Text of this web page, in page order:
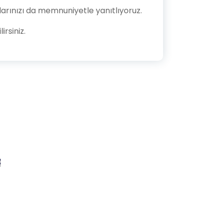
da memnuniyetle yanıtlıyoruz.